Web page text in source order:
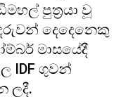
පුත්‍රයා වූ
දෙදෙනෙකු
මාසයේදී
IDF ගුවන්
ලදී.